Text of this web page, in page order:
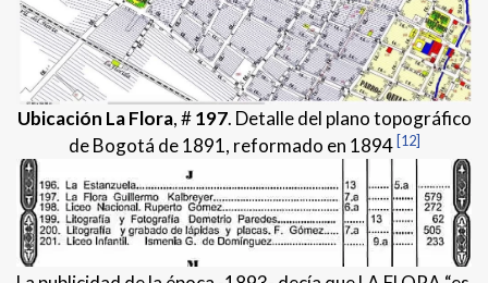
Ubicación La Flora, #197. Detalle del plano topográfico
de Bogotá de 1891, reformado en 1894 [12]